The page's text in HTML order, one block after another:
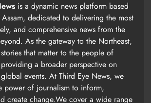
is a dynamic news platform based
dedicated to delivering the most
and comprehensive news from the
As the gateway to the Northeast,
that matter to the people of
a broader perspective on
events. At Third Eye News, we
power of journalism to inform,
create change.We cover a wide range